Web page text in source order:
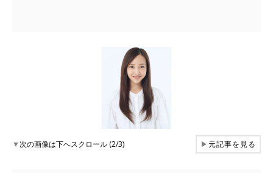
▼次の画像は下へスクロール (2/3) ▶元記事を見る